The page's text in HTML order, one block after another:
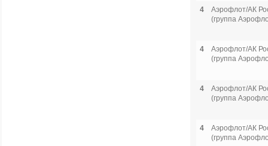
4
Аэрофлот/АК
(группа
4
Аэрофлот/АК
(группа
4
Аэрофлот/АК
(группа
4
Аэрофлот/АК
(группа